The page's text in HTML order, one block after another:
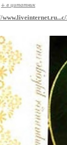
+ в цитатник